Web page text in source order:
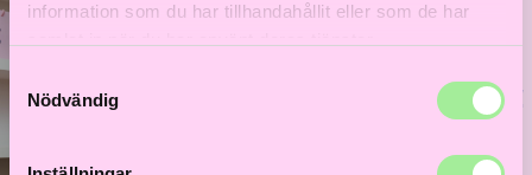
information som du har tillhandahållit eller som de har
Samtyckesval
Nödvändig
Bättre hår börjar här!